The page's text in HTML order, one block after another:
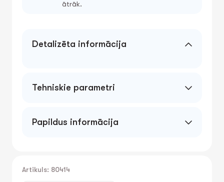
ātrāk.
Detalizēta informācija
Tehniskie parametri
Papildus informācija
Artikuls: 80414